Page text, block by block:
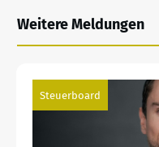
Weitere Meldungen
Steuerboard